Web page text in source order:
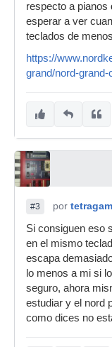
respecto a pianos
esperar a ver
teclados de
https://
grand/nord-
#3 por
Si consiguen eso
en el mismo
escapa
lo menos a mi si
seguro, ahora
estudiar y el nord
como dices no